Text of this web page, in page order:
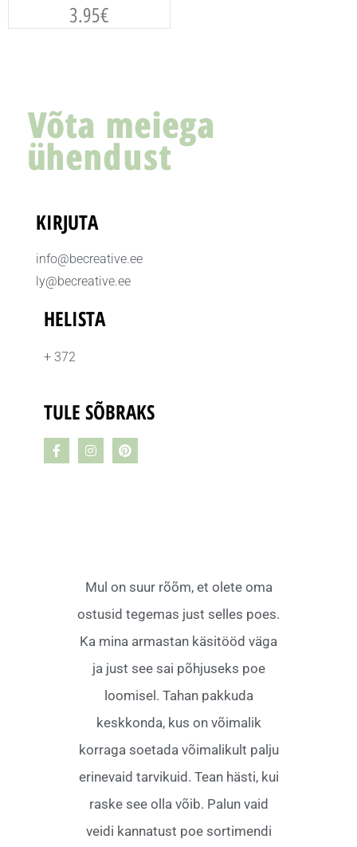
3.95€
Mul on suur rõõm, et olete oma
ostusid tegemas just selles poes.
Ka mina armastan käsitööd väga
ja just see sai põhjuseks poe
loomisel. Tahan pakkuda
keskkonda, kus on võimalik
korraga soetada võimalikult palju
erinevaid tarvikuid. Tean hästi, kui
raske see olla võib. Palun vaid
veidi kannatust poe sortimendi
Võta meiega
ühendust
KIRJUTA
info@becreative.ee
ly@becreative.ee
HELISTA
+ 372
TULE SÕBRAKS